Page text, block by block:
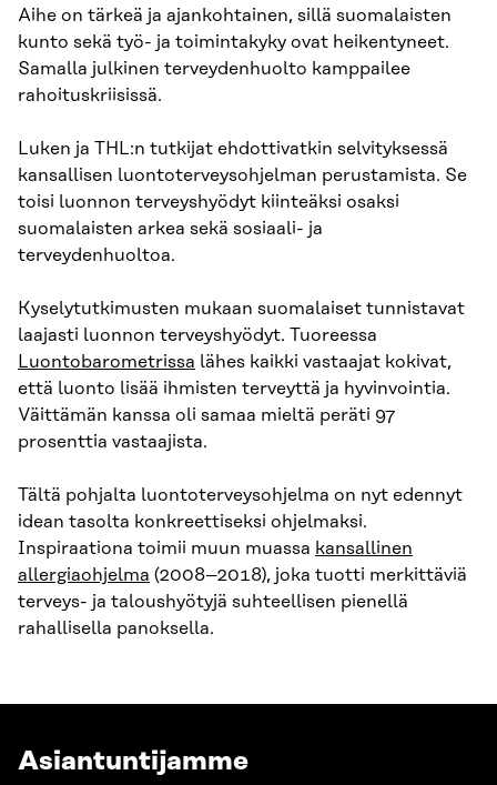
Aihe on tärkeä ja ajankohtainen, sillä suomalaisten
kunto sekä työ- ja toimintakyky ovat heikentyneet.
Samalla julkinen terveydenhuolto kamppailee
rahoituskriisissä.
Luken ja THL:n tutkijat ehdottivatkin selvityksessä
kansallisen luontoterveysohjelman perustamista. Se
toisi luonnon terveyshyödyt kiinteäksi osaksi
suomalaisten arkea sekä sosiaali- ja
terveydenhuoltoa.
Kyselytutkimusten mukaan suomalaiset tunnistavat
laajasti luonnon terveyshyödyt. Tuoreessa
Luontobarometrissa lähes kaikki vastaajat kokivat,
että luonto lisää ihmisten terveyttä ja hyvinvointia.
Väittämän kanssa oli samaa mieltä peräti 97
prosenttia vastaajista.
Tältä pohjalta luontoterveysohjelma on nyt edennyt
idean tasolta konkreettiseksi ohjelmaksi.
Inspiraationa toimii muun muassa kansallinen
allergiaohjelma (2008–2018), joka tuotti merkittäviä
terveys- ja taloushyötyjä suhteellisen pienellä
rahallisella panoksella.
Asiantuntijamme